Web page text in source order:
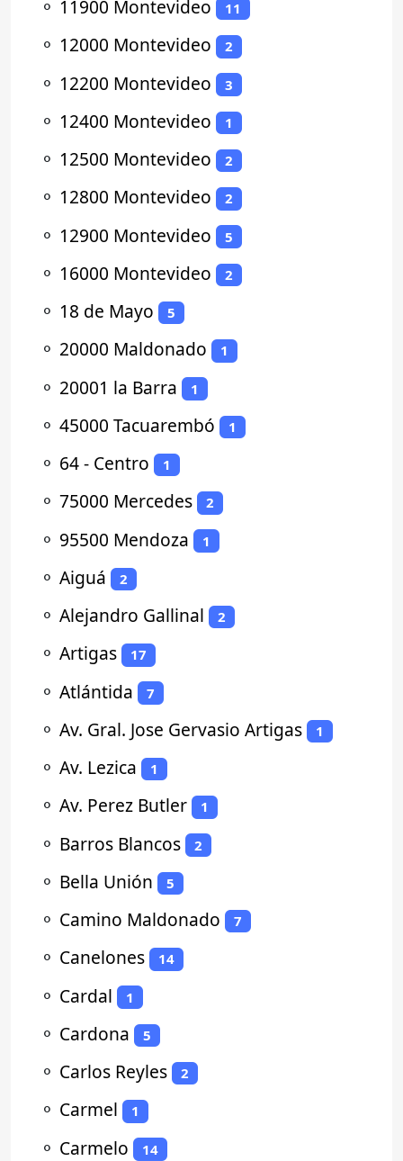
⚬ 11900 Montevideo 11
⚬ 12000 Montevideo 2
⚬ 12200 Montevideo 3
⚬ 12400 Montevideo 1
⚬ 12500 Montevideo 2
⚬ 12800 Montevideo 2
⚬ 12900 Montevideo 5
⚬ 16000 Montevideo 2
⚬ 18 de Mayo 5
⚬ 20000 Maldonado 1
⚬ 20001 la Barra 1
⚬ 45000 Tacuarembó 1
⚬ 64 - Centro 1
⚬ 75000 Mercedes 2
⚬ 95500 Mendoza 1
⚬ Aiguá 2
⚬ Alejandro Gallinal 2
⚬ Artigas 17
⚬ Atlántida 7
⚬ Av. Gral. Jose Gervasio Artigas 1
⚬ Av. Lezica 1
⚬ Av. Perez Butler 1
⚬ Barros Blancos 2
⚬ Bella Unión 5
⚬ Camino Maldonado 7
⚬ Canelones 14
⚬ Cardal 1
⚬ Cardona 5
⚬ Carlos Reyles 2
⚬ Carmel 1
⚬ Carmelo 14